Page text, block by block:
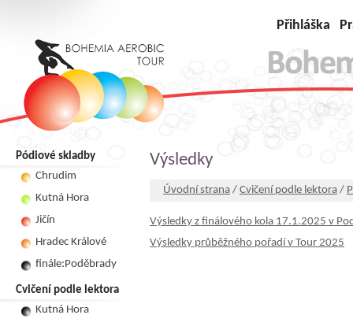
Přihláška
Pódiové skladby
Chrudim
Kutná Hora
Jičín
Hradec Králové
finále:Poděbrady
Cvičení podle lektora
Kutná Hora
Výsledky
Úvodní strana / Cvičení podle lektora /
Výsledky z finálového kola 17.1.2025 v
Výsledky průběžného pořadí v Tour 2025